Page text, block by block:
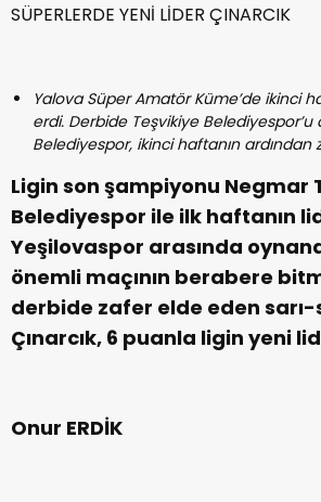
SÜPERLERDE YENİ LİDER ÇINARCIK
Yalova Süper Amatör Küme’de ikinci
erdi. Derbide Teşvikiye Belediyespor’u
Belediyespor, ikinci haftanın ardından
Ligin son şampiyonu Negmar
Belediyespor ile ilk haftanın
Yeşilovaspor arasında
önemli maçının berabere
derbide zafer elde eden sarı-
Çınarcık, 6 puanla ligin yeni
Onur ERDİK